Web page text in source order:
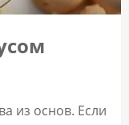
из основ. Если